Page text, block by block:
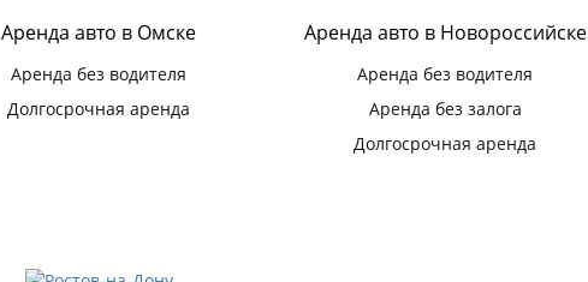
Аренда авто в Омске
Аренда без водителя
Долгосрочная аренда
Аренда авто в Новороссийске
Аренда без водителя
Аренда без залога
Долгосрочная аренда